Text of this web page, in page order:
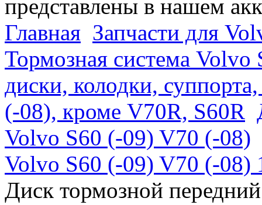
представлены в нашем
Главная Запчасти для
Тормозная система
диски, колодки,
(-08), кроме V70R, S60R
Volvo S60 (-09) V70 (-08)
Volvo S60 (-09) V70 (-08)
Диск тормозной передний